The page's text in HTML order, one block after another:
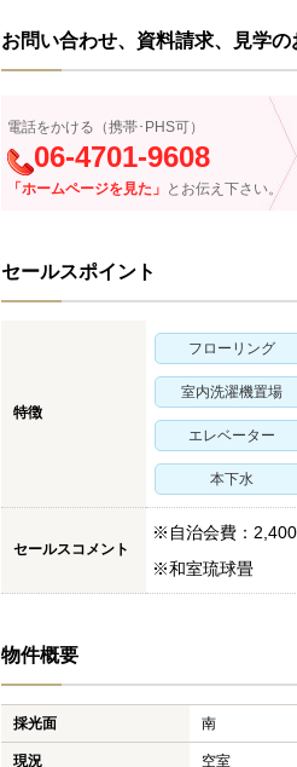
お問い合わせ、資料請求、見学
電話をかける（携帯･PHS可）
06-4701-9608
「ホームページを見た」 とお伝え下さい。
セールスポイント
特徴
フローリング
室内洗濯機置場
エレベーター
本下水
セールスコメント
※自治会費：
※和室琉球畳
物件概要
採光面 南
現況 空室